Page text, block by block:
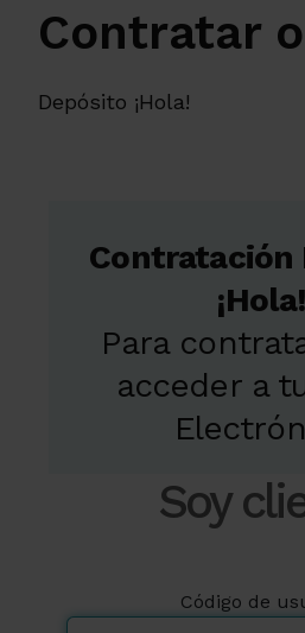
Contratar
Depósito ¡Hola!
Contratación
¡Hola!
Para
acceder a
Soy
Código de